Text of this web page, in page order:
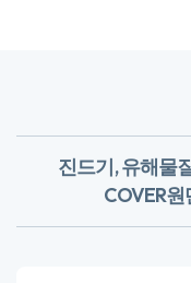
진드기, 유해물
COVER원